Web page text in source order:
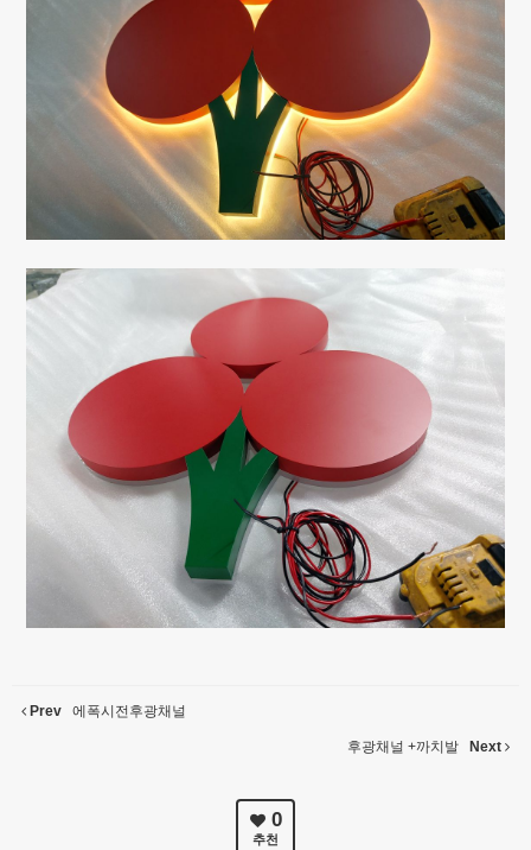
Prev 에폭시전후광채널
후광채널 +까치발 Next
0
추천